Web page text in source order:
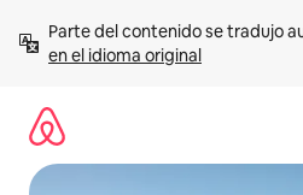
contenido
Parte del contenido se tradujo
en el idioma original